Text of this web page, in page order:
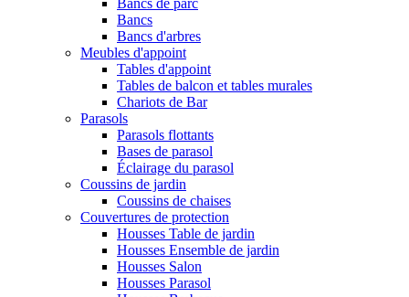
Bancs
Bancs d'arbres
Meubles d'appoint
Tables d'appoint
Tables de balcon et tables murales
Chariots de Bar
Parasols
Parasols flottants
Bases de parasol
Éclairage du parasol
Coussins de jardin
Coussins de chaises
Couvertures de protection
Housses Table de jardin
Housses Ensemble de jardin
Housses Salon
Housses Parasol